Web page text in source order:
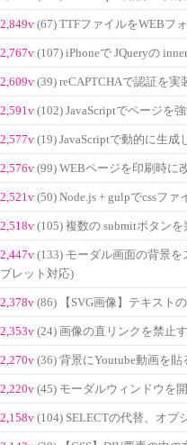
2,849v (67) TTFファイルをWEBフ
2,767v (107) iPhoneで JQueryの
2,609v (39) reCAPTCHAで認証を実
2,591v (102) JavaScriptでページを
2,577v (19) JavaScriptで動的に生
2,576v (99) WEBページを印刷時に
2,521v (50) Node.js + gulpでcssファ
2,518v (105) 複数の submitボタンを
2,447v (133) モーダル画面の背景を
ブレット対応)
2,378v (86) 【SVG画像】テキスト
2,353v (24) 画像の直リンクを禁止
2,270v (36) 背景にYoutube動画を貼
2,220v (45) モーダルウィンドウを開
2,158v (104) SELECTの代替、オプ